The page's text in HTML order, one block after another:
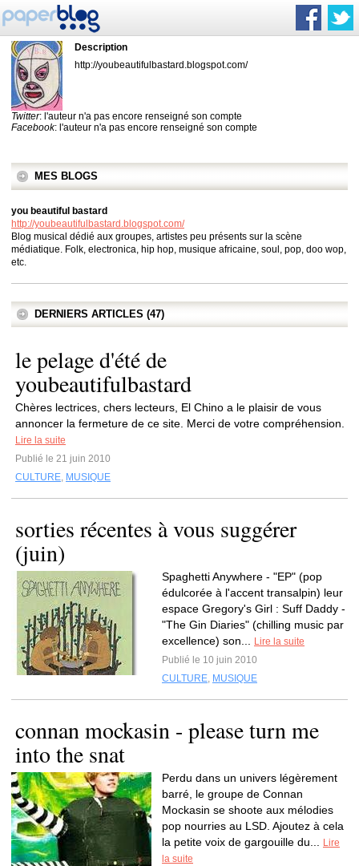
Description
http://youbeautifulbastard.blogspot.com/
Twitter: l'auteur n'a pas encore renseigné son compte
Facebook: l'auteur n'a pas encore renseigné son compte
MES BLOGS
you beautiful bastard
http://youbeautifulbastard.blogspot.com/
Blog musical dédié aux groupes, artistes peu présents sur la scène
médiatique. Folk, electronica, hip hop, musique africaine, soul, pop, doo wop,
etc.
DERNIERS ARTICLES (47)
le pelage d'été de
youbeautifulbastard
Chères lectrices, chers lecteurs, El Chino a le plaisir de vous
annoncer la fermeture de ce site. Merci de votre compréhension.
Lire la suite
Publié le 21 juin 2010
CULTURE, MUSIQUE
sorties récentes à vous suggérer
(juin)
Spaghetti Anywhere - "EP" (pop
édulcorée à l'accent transalpin) leur
espace Gregory's Girl : Suff Daddy -
"The Gin Diaries" (chilling music par
excellence) son...
Lire la suite
Publié le 10 juin 2010
CULTURE, MUSIQUE
connan mockasin - please turn me
into the snat
Perdu dans un univers légèrement
barré, le groupe de Connan
Mockasin se shoote aux mélodies
pop nourries au LSD. Ajoutez à cela
la petite voix de gargouille du...
Lire
la suite